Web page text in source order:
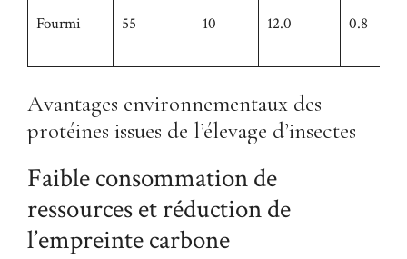
Fourmi 55 10 12.0 0.8
Avantages environnementaux des
protéines issues de l’élevage d’insectes
Faible consommation de
ressources et réduction de
l’empreinte carbone